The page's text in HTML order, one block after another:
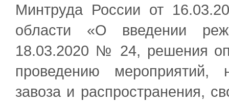
Минтруда России от
области «О введении
18.03.2020 № 24, решения
проведению мероприятий,
завоза и распространения,